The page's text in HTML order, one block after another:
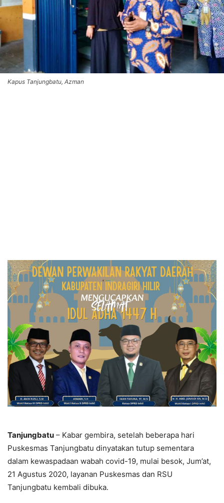
Kapus Tanjungbatu, Azman
Tanjungbatu – Kabar gembira, setelah beberapa hari
Puskesmas Tanjungbatu dinyatakan tutup sementara
dalam kewaspadaan wabah covid-19, mulai besok, Jum’at,
21 Agustus 2020, layanan Puskesmas dan RSU
Tanjungbatu kembali dibuka.